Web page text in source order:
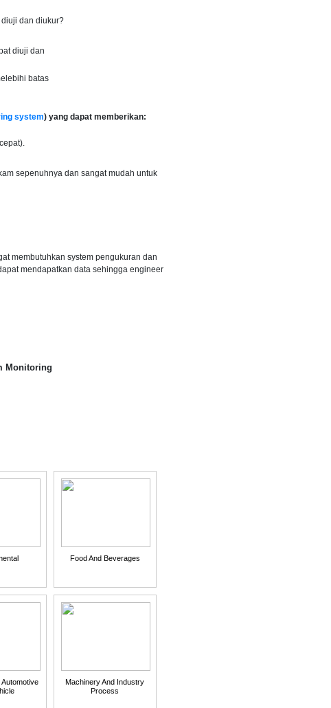
dan diukur?
diuji dan
batas
system) yang dapat memberikan:
sepenuhnya dan sangat mudah untuk
membutuhkan system pengukuran dan
mendapatkan data sehingga engineer
Monitoring
Food And Beverages
Machinery And Industry
Process